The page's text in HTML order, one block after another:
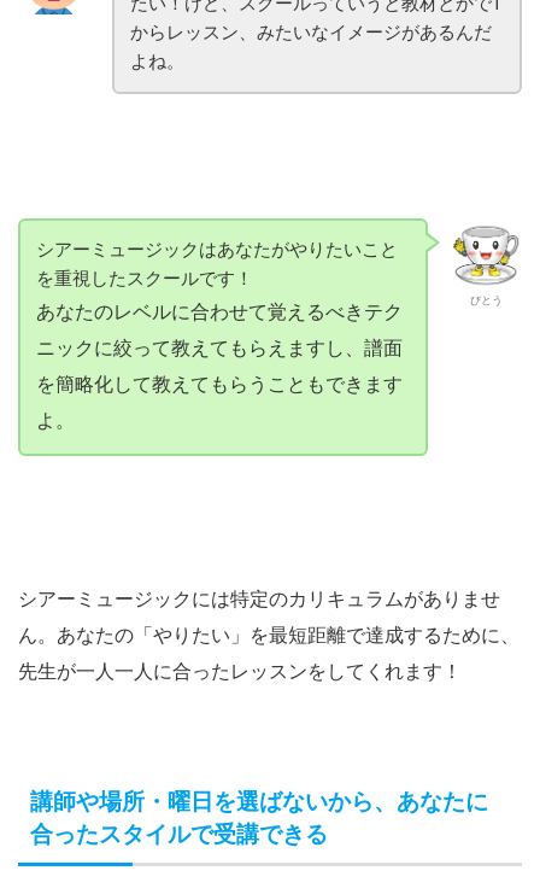
からレッスン、みたいなイメージがあるんだ
よね。
びとう
シアーミュージックはあなたがやりたいこと
を重視したスクールです！
あなたのレベルに合わせて覚えるべきテク
ニックに絞って教えてもらえますし、譜面
を簡略化して教えてもらうこともできます
よ。
シアーミュージックには特定のカリキュラムがありませ
ん。あなたの「やりたい」を最短距離で達成するために、
先生が一人一人に合ったレッスンをしてくれます！
講師や場所・曜日を選ばないから、あなたに
合ったスタイルで受講できる